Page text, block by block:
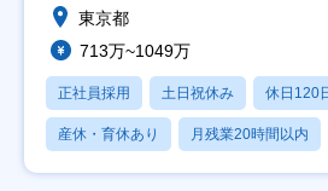
東京都
713万~1049万
正社員採用 土日祝休み 休日120
産休・育休あり 月残業20時間以内